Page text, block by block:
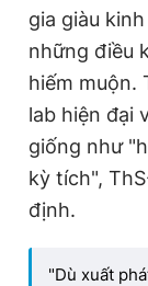
gia giàu
những điều
hiếm muộn.
lab hiện đại
giống như
kỳ tích",
định.
"Dù xuất